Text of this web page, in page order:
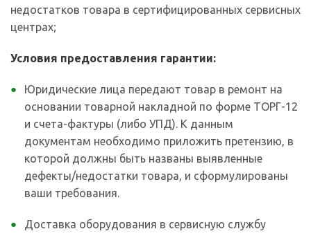
недостатков товара в сертифицированных сервисных
центрах;
Условия предоставления гарантии:
Юридические лица передают товар в ремонт на
основании товарной накладной по форме ТОРГ-12
и счета-фактуры (либо УПД). К данным
документам необходимо приложить претензию, в
которой должны быть названы выявленные
дефекты/недостатки товара, и сформулированы
ваши требования.
Доставка оборудования в сервисную службу